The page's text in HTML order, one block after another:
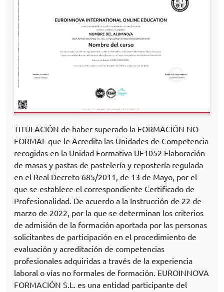
TITULACIÓN de haber superado la FORMACIÓN NO
FORMAL que le Acredita las Unidades de Competencia
recogidas en la Unidad Formativa UF1052 Elaboración
de masas y pastas de pastelería y repostería regulada
en el Real Decreto 685/2011, de 13 de Mayo, por el
que se establece el correspondiente Certificado de
Profesionalidad. De acuerdo a la Instrucción de 22 de
marzo de 2022, por la que se determinan los criterios
de admisión de la formación aportada por las personas
solicitantes de participación en el procedimiento de
evaluación y acreditación de competencias
profesionales adquiridas a través de la experiencia
laboral o vías no formales de formación. EUROINNOVA
FORMACIÓN S.L. es una entidad participante del